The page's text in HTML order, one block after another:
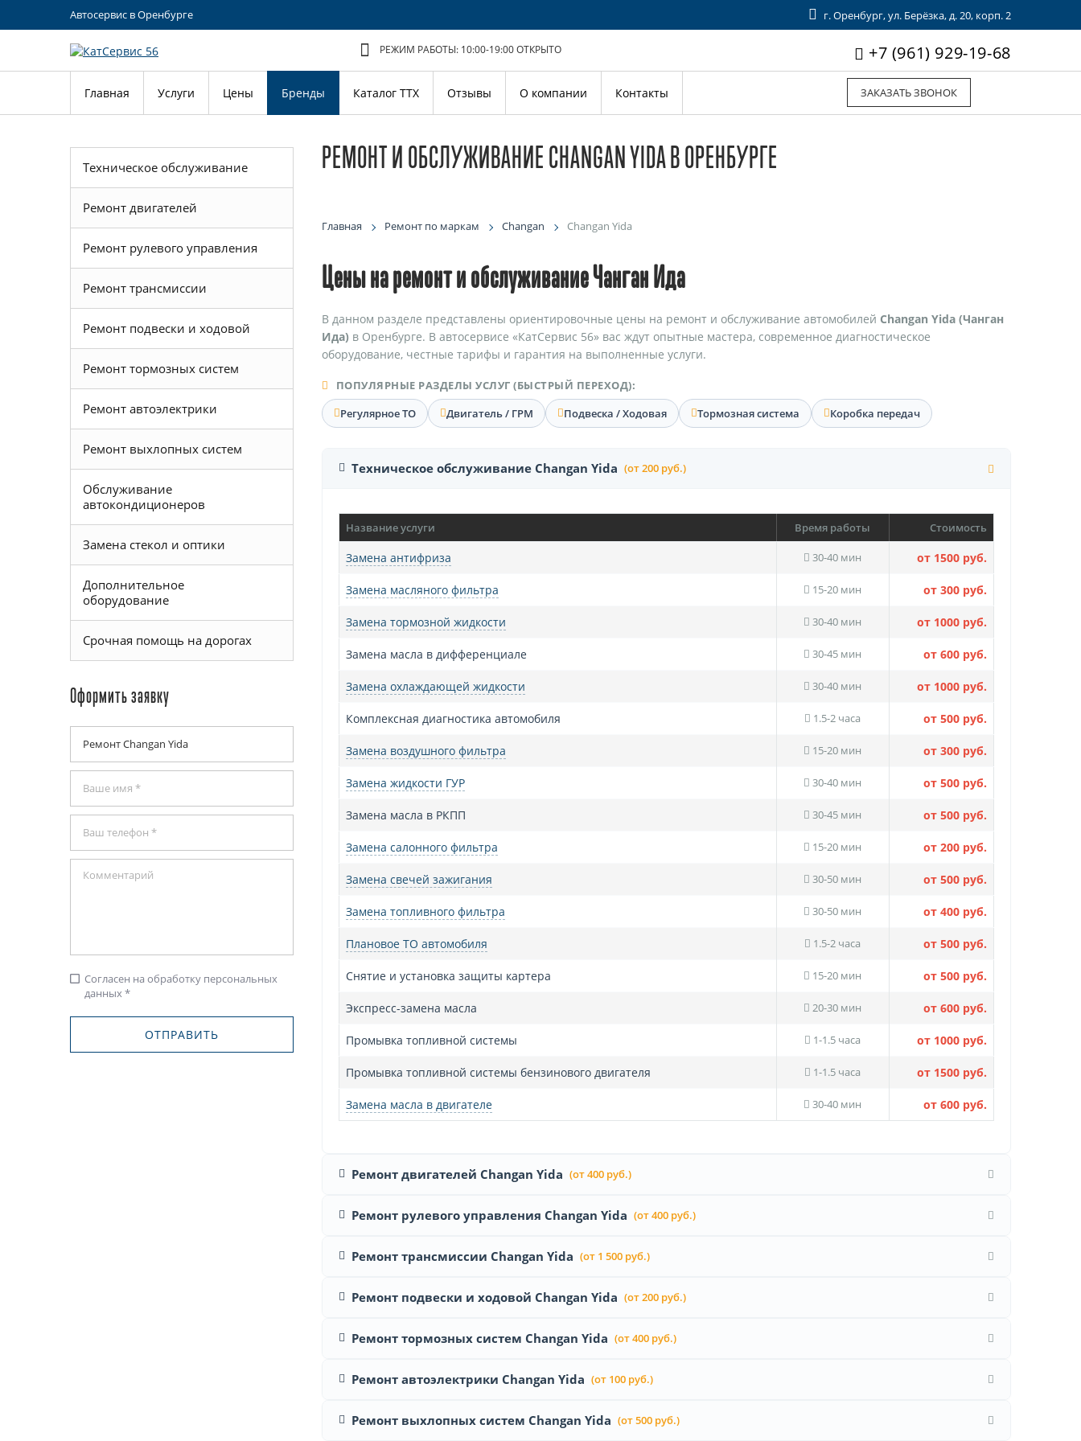
Автосервис в Оренбурге г. Оренбург, ул. Берёзка, д. 20, корп. 2
+7 (961) 929-19-68
РЕЖИМ РАБОТЫ: 10:00-19:00ОТКРЫТО
ЗАКАЗАТЬ ЗВОНОК
Главная Услуги Цены Бренды Каталог ТТХ Отзывы О компании Контакты
РЕМОНТ И ОБСЛУЖИВАНИЕ CHANGAN YIDA В ОРЕНБУРГЕ
Главная Ремонт по маркам Changan Changan Yida
Цены на ремонт и обслуживание Чанган Ида
В данном разделе представлены ориентировочные цены на ремонт и обслуживание автомобилей Changan Yida (Чанган
Ида) в Оренбурге. В автосервисе «КатСервис 56» вас ждут опытные мастера, современное диагностическое
оборудование, честные тарифы и гарантия на выполненные услуги.
ПОПУЛЯРНЫЕ РАЗДЕЛЫ УСЛУГ (БЫСТРЫЙ ПЕРЕХОД):
Регулярное ТО
Двигатель / ГРМ Подвеска / Ходовая Тормозная система Коробка передач
Техническое обслуживание Changan Yida (от 200 руб.)
Название услуги Время работы Стоимость
Замена антифриза 30-40 мин от 1500 руб.
Замена масляного фильтра 15-20 мин от 300 руб.
Замена тормозной жидкости 30-40 мин от 1000 руб.
Замена масла в дифференциале 30-45 мин от 600 руб.
Замена охлаждающей жидкости 30-40 мин от 1000 руб.
Комплексная диагностика автомобиля 1.5-2 часа от 500 руб.
Замена воздушного фильтра 15-20 мин от 300 руб.
Замена жидкости ГУР 30-40 мин от 500 руб.
Замена масла в РКПП 30-45 мин от 500 руб.
Замена салонного фильтра 15-20 мин от 200 руб.
Замена свечей зажигания 30-50 мин от 500 руб.
Замена топливного фильтра 30-50 мин от 400 руб.
Плановое ТО автомобиля 1.5-2 часа от 500 руб.
Снятие и установка защиты картера 15-20 мин от 500 руб.
Экспресс-замена масла 20-30 мин от 600 руб.
Промывка топливной системы 1-1.5 часа от 1000 руб.
Промывка топливной системы бензинового двигателя 1-1.5 часа от 1500 руб.
Замена масла в двигателе 30-40 мин от 600 руб.
Ремонт двигателей Changan Yida (от 400 руб.)
Ремонт рулевого управления Changan Yida (от 400 руб.)
Ремонт трансмиссии Changan Yida (от 1 500 руб.)
Ремонт подвески и ходовой Changan Yida (от 200 руб.)
Ремонт тормозных систем Changan Yida (от 400 руб.)
Ремонт автоэлектрики Changan Yida (от 100 руб.)
Ремонт выхлопных систем Changan Yida (от 500 руб.)
Техническое обслуживание
Ремонт двигателей
Ремонт рулевого управления
Ремонт трансмиссии
Ремонт подвески и ходовой
Ремонт тормозных систем
Ремонт автоэлектрики
Ремонт выхлопных систем
Обслуживание
автокондиционеров
Замена стекол и оптики
Дополнительное
оборудование
Срочная помощь на дорогах
Оформить заявку
check_box_outline_blank Согласен на обработку персональных
данных *